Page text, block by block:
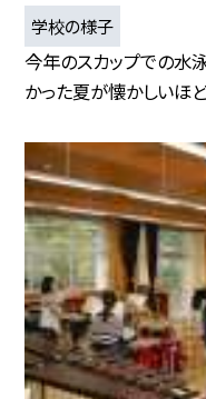
学校の様子
今年のスカップでの水
かった夏が懐かしいほ